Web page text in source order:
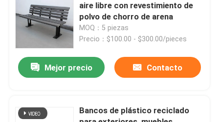
Noticias
Solicitar una cita
Bancos de madera para exteriores
aire libre con revestimiento de
polvo de chorro de arena
MOQ：5 piezas
Precio：$100.00 - $300.00/pieces
Mejor precio Contacto
Bancos de plástico reciclado